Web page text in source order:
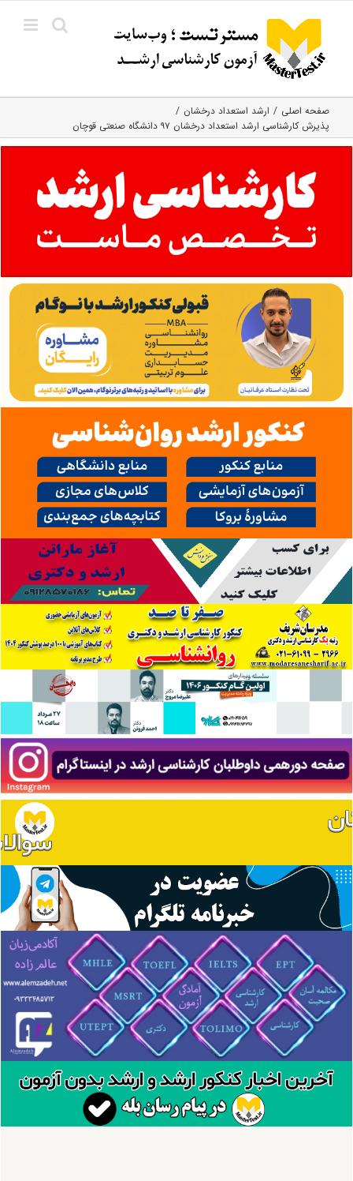
content
صفحه اصلی
ارشد استعداد درخشان
پذیرش کارشناسی ارشد استعداد درخشان ۹۷ دانشگاه صنعتی قوچان